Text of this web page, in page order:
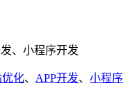
、小程序开发
优化、 APP开发、 小程序